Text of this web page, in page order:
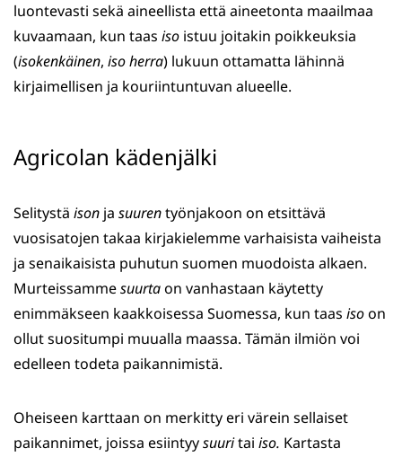
luontevasti sekä aineellista että aineetonta maailmaa
kuvaamaan, kun taas iso istuu joitakin poikkeuksia
(isokenkäinen, iso herra) lukuun ottamatta lähinnä
kirjaimellisen ja kouriintuntuvan alueelle.
Agricolan kädenjälki
Selitystä ison ja suurentyönjakoon on etsittävä
vuosisatojen takaa kirjakielemme varhaisista vaiheista
ja senaikaisista puhutun suomen muodoista alkaen.
Murteissammesuurtaon vanhastaan käytetty
enimmäkseen kaakkoisessa Suomessa, kun taas isoon
ollut suositumpi muualla maassa. Tämän ilmiön voi
edelleen todeta paikannimistä.
Oheiseen karttaan on merkitty eri värein sellaiset
paikannimet, joissa esiintyysuuritai iso. Kartasta